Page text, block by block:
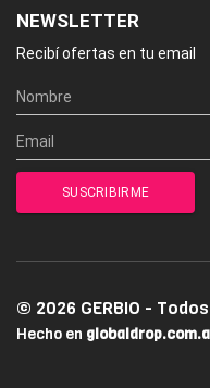
NEWSLETTER
Recibí ofertas en tu email
© 2026 GERBIO -
Hecho en